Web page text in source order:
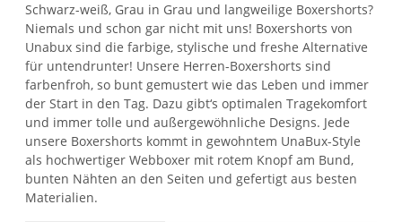
Schwarz-weiß, Grau in Grau und langweilige Boxershorts?
Niemals und schon gar nicht mit uns! Boxershorts von
Unabux sind die farbige, stylische und freshe Alternative
für untendrunter! Unsere Herren-Boxershorts sind
farbenfroh, so bunt gemustert wie das Leben und immer
der Start in den Tag. Dazu gibt‘s optimalen Tragekomfort
und immer tolle und außergewöhnliche Designs. Jede
unsere Boxershorts kommt in gewohntem UnaBux-Style
als hochwertiger Webboxer mit rotem Knopf am Bund,
bunten Nähten an den Seiten und gefertigt aus besten
Materialien.